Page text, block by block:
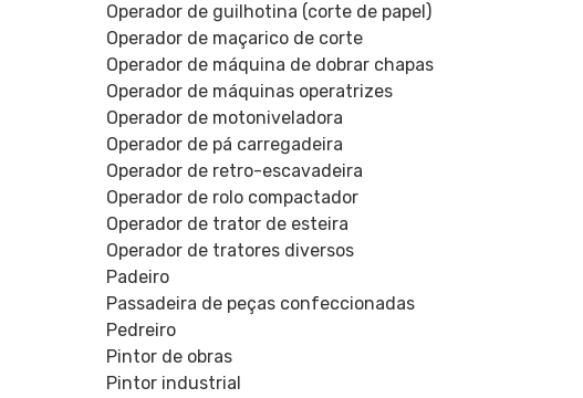
Operador de guilhotina (corte de papel)
Operador de maçarico de corte
Operador de máquina de dobrar chapas
Operador de máquinas operatrizes
Operador de motoniveladora
Operador de pá carregadeira
Operador de retro-escavadeira
Operador de rolo compactador
Operador de trator de esteira
Operador de tratores diversos
Padeiro
Passadeira de peças confeccionadas
Pedreiro
Pintor de obras
Pintor industrial